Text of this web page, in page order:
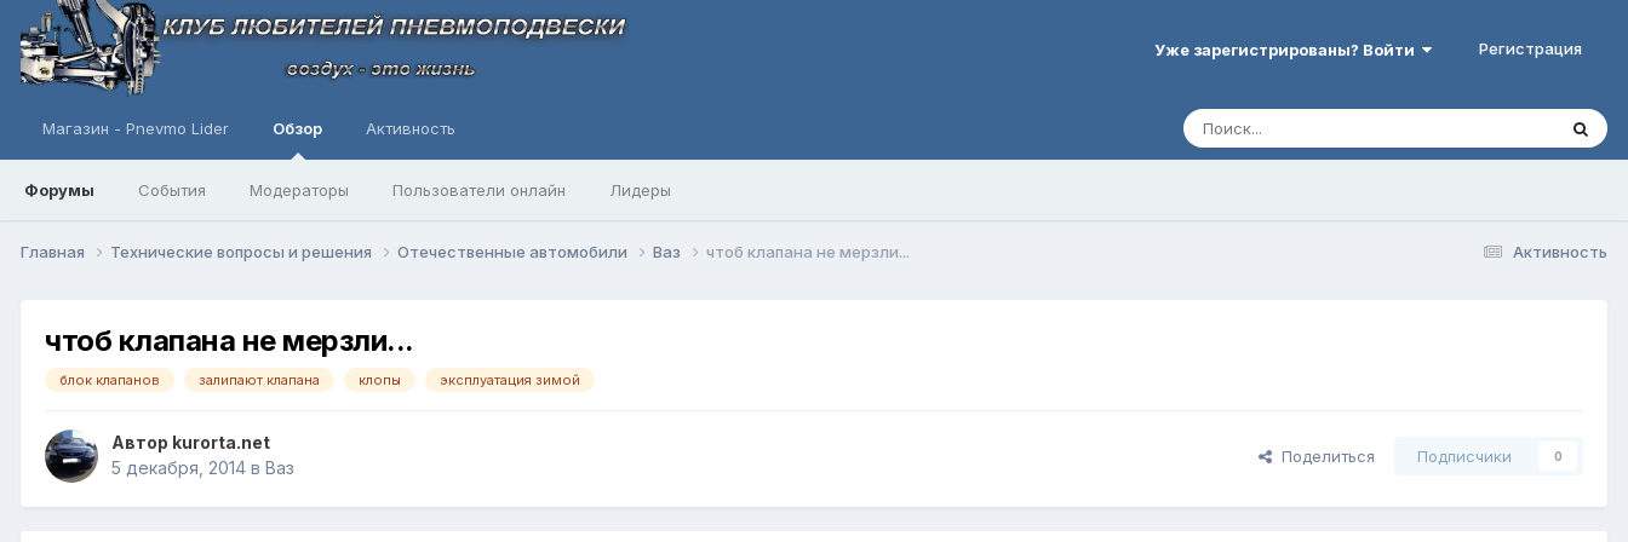
Уже зарегистрированы? Войти Регистрация
Магазин - Pnevmo Lider Обзор
Форумы События Модераторы Пользователи онлайн Лидеры
Активность
Активность
Главная Технические вопросы и решения Отечественные автомобили Ваз чтоб клапана не мерзли...
чтоб клапана не мерзли...
блок клапанов залипают клапана клопы эксплуатация зимой
Автор kurorta.net
5 декабря, 2014 в Ваз
Поделиться Подписчики 0